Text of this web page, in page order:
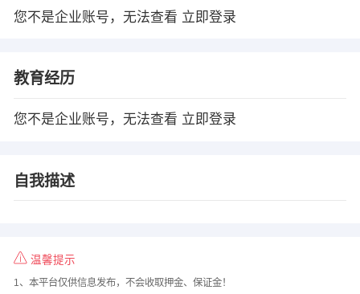
您不是企业账号，无法查看 立即登录
教育经历
您不是企业账号，无法查看 立即登录
自我描述
温馨提示
1、本平台仅供信息发布，不会收取押金、保证金！